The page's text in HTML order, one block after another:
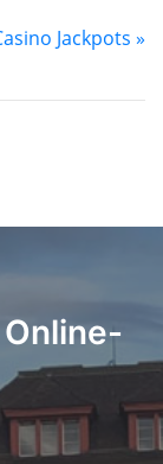
Jackpots »
Online-